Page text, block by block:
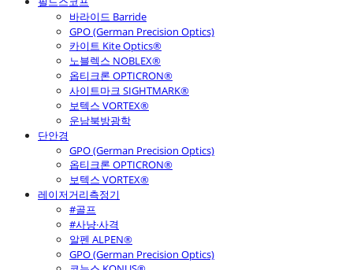
바라이드 Barride
GPO (German Precision Optics)
카이트 Kite Optics®
노블렉스 NOBLEX®
옵티크론 OPTICRON®
사이트마크 SIGHTMARK®
보텍스 VORTEX®
운남북방광학
단안경
GPO (German Precision Optics)
옵티크론 OPTICRON®
보텍스 VORTEX®
레이저거리측정기
#골프
#사냥·사격
알펜 ALPEN®
GPO (German Precision Optics)